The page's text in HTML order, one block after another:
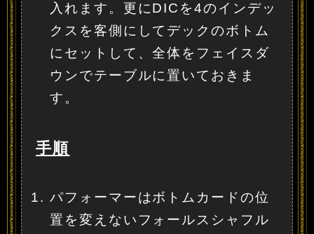
入れます。更にDICを4のインデッ
クスを客側にしてデックのボトム
にセットして、全体をフェイスダ
ウンでテーブルに置いておきま
す。
手順
パフォーマーはボトムカードの位
置を変えないフォールスシャフル